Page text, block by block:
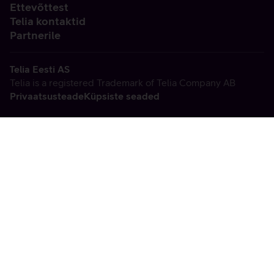
Ettevõttest
Telia kontaktid
Partnerile
Telia Eesti AS
Telia is a registered Trademark of Telia Company AB
PrivaatsusteadeKüpsiste seaded